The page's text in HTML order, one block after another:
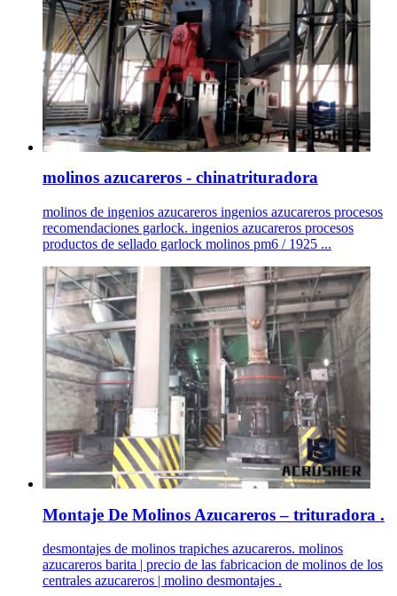
molinos azucareros - chinatrituradora
molinos de ingenios azucareros ingenios azucareros procesos
recomendaciones garlock. ingenios azucareros procesos
productos de sellado garlock molinos pm6 / 1925 ...
Montaje De Molinos Azucareros – trituradora .
desmontajes de molinos trapiches azucareros. molinos
azucareros barita | precio de las fabricacion de molinos de los
centrales azucareros | molino desmontajes .